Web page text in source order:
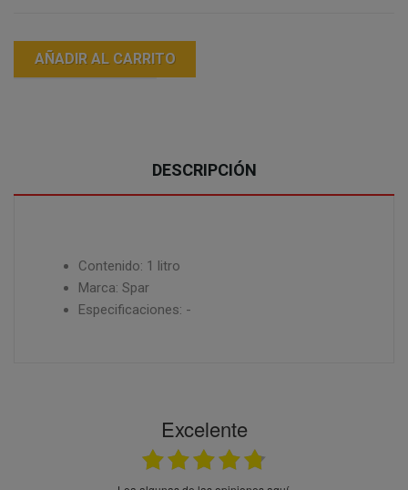
AÑADIR AL CARRITO
DESCRIPCIÓN
Contenido: 1 litro
Marca: Spar
Especificaciones: -
Excelente